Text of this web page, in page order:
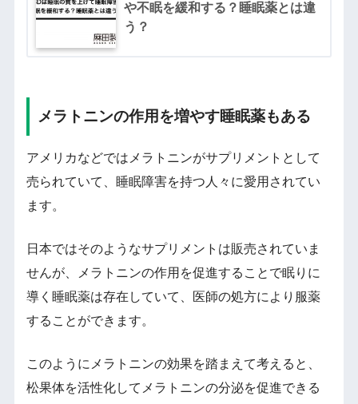
や不眠を緩和する？睡眠薬とは違
う？
メラトニンの作用を増やす睡眠薬もある
アメリカなどではメラトニンがサプリメントとして
売られていて、睡眠障害を持つ人々に愛用されてい
ます。
日本ではそのようなサプリメントは販売されていま
せんが、メラトニンの作用を促進することで眠りに
導く睡眠薬は存在していて、医師の処方により服薬
することができます。
このようにメラトニンの効果を踏まえて考えると、
松果体を活性化してメラトニンの分泌を促進できる